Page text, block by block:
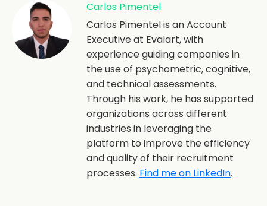
Carlos Pimentel
Carlos Pimentel is an Account
Executive at Evalart, with
experience guiding companies in
the use of psychometric, cognitive,
and technical assessments.
Through his work, he has supported
organizations across different
industries in leveraging the
platform to improve the efficiency
and quality of their recruitment
processes. Find me on LinkedIn.